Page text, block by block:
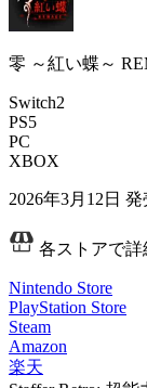
零 ～紅い蝶～
Switch2
PS5
PC
XBOX
2026年3月12日 発
各ストアで詳
Nintendo Store
PlayStation Store
Steam
Amazon
楽天